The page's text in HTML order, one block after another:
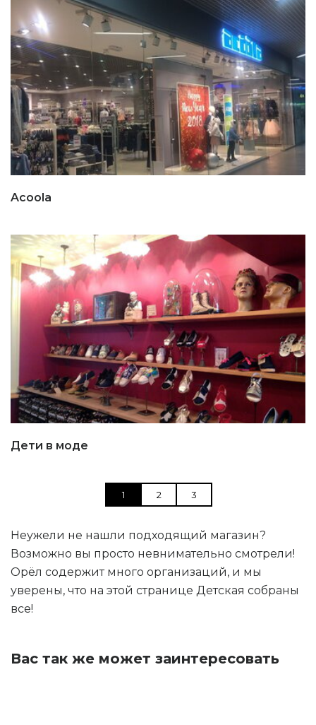
Acoola
Дети в моде
1 2 3
Неужели не нашли подходящий магазин?
Возможно вы просто невнимательно смотрели!
Орёл содержит много организаций, и мы
уверены, что на этой странице Детская собраны
все!
Вас так же может заинтересовать